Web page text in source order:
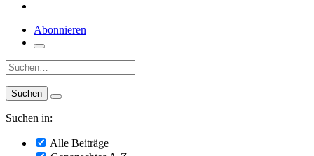
Abonnieren
Suche:
Suchen in:
Alle Beiträge